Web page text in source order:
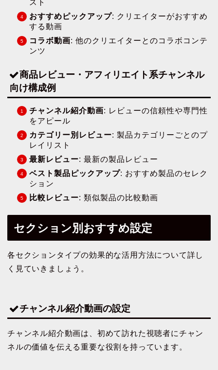
スト
おすすめピックアップ: クリエイターがおすすめ
する動画
コラボ動画: 他のクリエイターとのコラボコンテ
ンツ
商品レビュー・アフィリエイト系チャンネル
向け構成例
チャンネル紹介動画: レビューの信頼性や専門性
をアピール
カテゴリー別レビュー: 製品カテゴリーごとのプ
レイリスト
最新レビュー: 最新の製品レビュー
ベスト製品ピックアップ: おすすめ製品のセレク
ション
比較レビュー: 類似製品の比較動画
セクション別おすすめ設定
各セクションタイプの効果的な活用方法について詳し
く見ていきましょう。
チャンネル紹介動画の設定
チャンネル紹介動画は、初めて訪れた視聴者にチャン
ネルの価値を伝える重要な役割を持っています。